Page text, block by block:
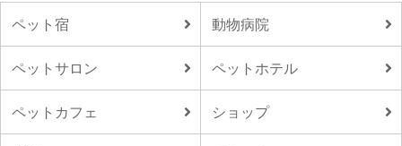
ペット宿 動物病院
ペットサロン ペットホテル
ペットカフェ ショップ